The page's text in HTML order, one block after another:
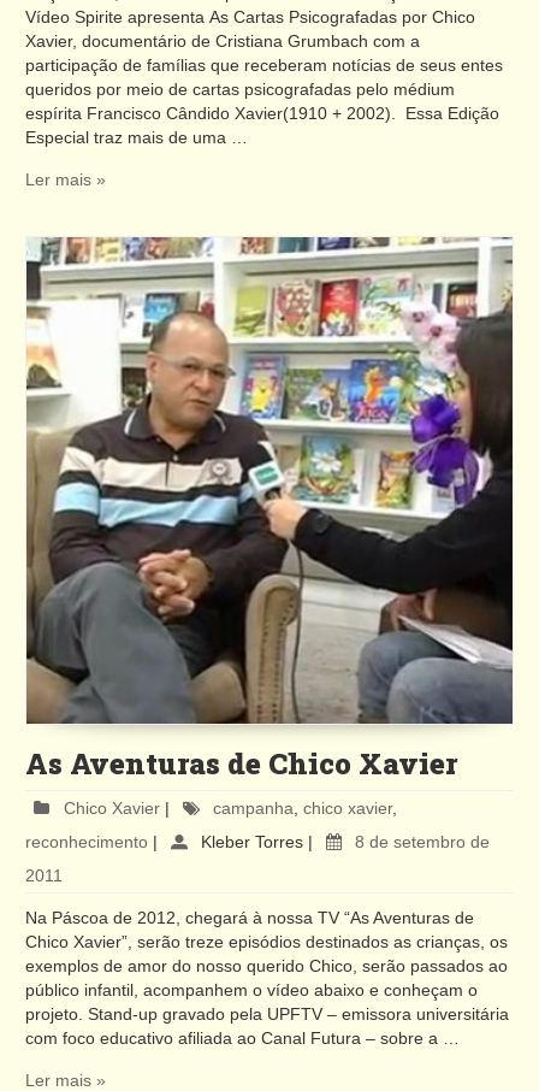
Vídeo Spirite apresenta As Cartas Psicografadas por Chico
Xavier, documentário de Cristiana Grumbach com a
participação de famílias que receberam notícias de seus entes
queridos por meio de cartas psicografadas pelo médium
espírita Francisco Cândido Xavier(1910 + 2002). Essa Edição
Especial traz mais de uma …
Ler mais »
As Aventuras de Chico Xavier
Chico Xavier | campanha ,chico xavier,
reconhecimento | Kleber Torres |
8 de setembro de
2011
Na Páscoa de 2012, chegará à nossa TV “As Aventuras de
Chico Xavier”, serão treze episódios destinados as crianças, os
exemplos de amor do nosso querido Chico, serão passados ao
público infantil, acompanhem o vídeo abaixo e conheçam o
projeto. Stand-up gravado pela UPFTV – emissora universitária
com foco educativo afiliada ao Canal Futura – sobre a …
Ler mais »